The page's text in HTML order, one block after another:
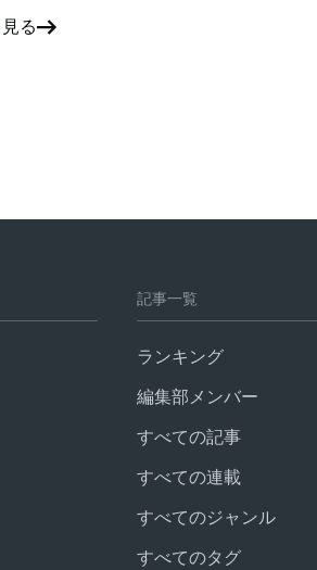
る
記事一覧
ランキング
編集部メンバー
すべての記事
すべての連載
すべてのジャンル
すべてのタグ